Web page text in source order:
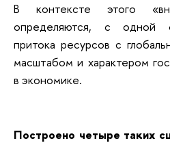
В контексте этого
определяются, с одной
притока ресурсов с
масштабом и характером
в экономике.
Построено четыре таких